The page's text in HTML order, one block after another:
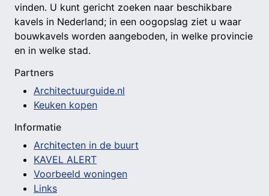
vinden. U kunt gericht zoeken naar beschikbare
kavels in Nederland; in een oogopslag ziet u waar
bouwkavels worden aangeboden, in welke provincie
en in welke stad.
Partners
Architectuurguide.nl
Keuken kopen
Informatie
Architecten in de buurt
KAVEL ALERT
Voorbeeld woningen
Links